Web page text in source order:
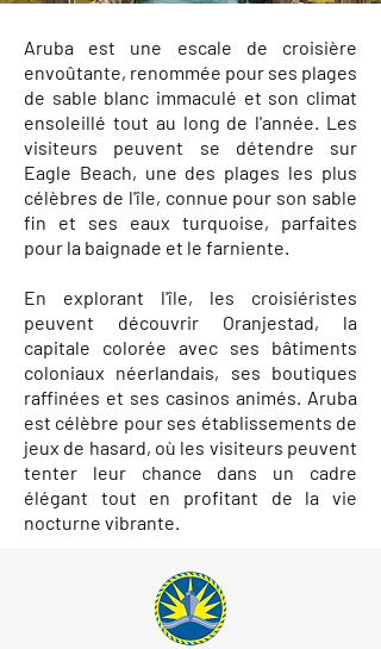
Aruba est une escale de croisière
envoûtante, renommée pour ses plages
de sable blanc immaculé et son climat
ensoleillé tout au long de l'année. Les
visiteurs peuvent se détendre sur
Eagle Beach, une des plages les plus
célèbres de l'île, connue pour son sable
fin et ses eaux turquoise, parfaites
pour la baignade et le farniente.
En explorant l'île, les croisiéristes
peuvent découvrir Oranjestad, la
capitale colorée avec ses bâtiments
coloniaux néerlandais, ses boutiques
raffinées et ses casinos animés. Aruba
est célèbre pour ses établissements de
jeux de hasard, où les visiteurs peuvent
tenter leur chance dans un cadre
élégant tout en profitant de la vie
nocturne vibrante.